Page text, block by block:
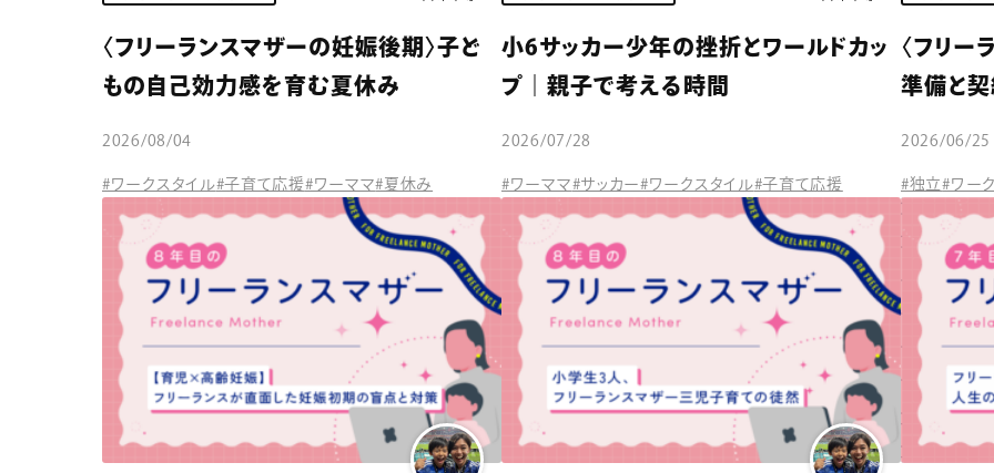
〈フリーランスマザーの妊娠後期〉子ど
もの自己効力感を育む夏休み
2026/08/04
#ワークスタイル#子育て応援#ワーママ#夏休み
小6サッカー少年の挫折とワールドカッ
プ｜親子で考える時間
2026/07/28
#ワーママ#サッカー#ワークスタイル#子育て応援
〈フリー
準備と
2026/06/25
#独立#ワー